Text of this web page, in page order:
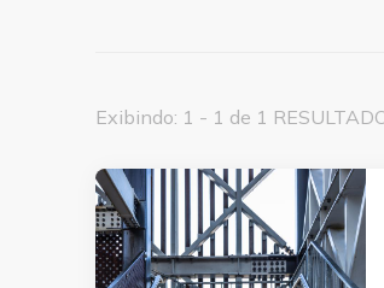
Exibindo: 1 - 1 de 1